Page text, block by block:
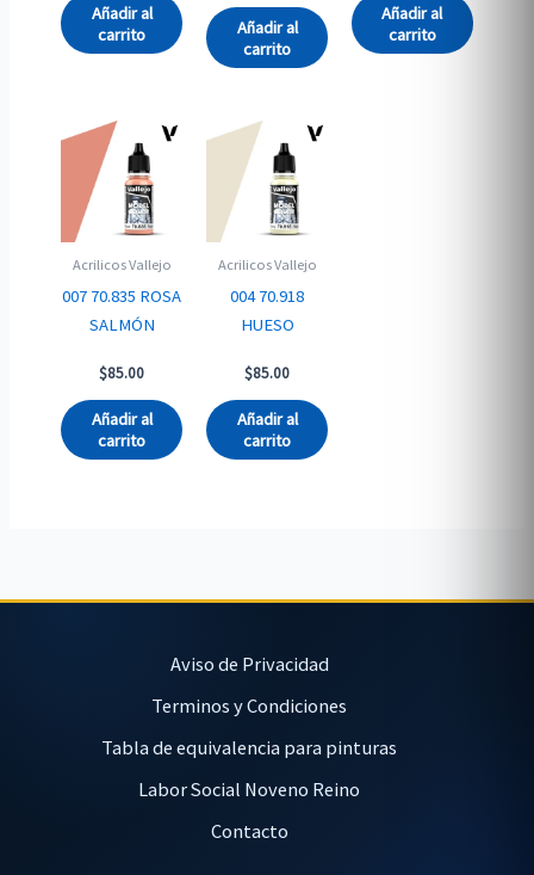
Añadir al
carrito
Añadir al
carrito
Añadir al
carrito
Acrilicos Vallejo
007 70.835 ROSA
SALMÓN
$85.00
Añadir al
carrito
Acrilicos Vallejo
004 70.918
HUESO
$85.00
Añadir al
carrito
Aviso de Privacidad
Terminos y Condiciones
Tabla de equivalencia para pinturas
Labor Social Noveno Reino
Contacto